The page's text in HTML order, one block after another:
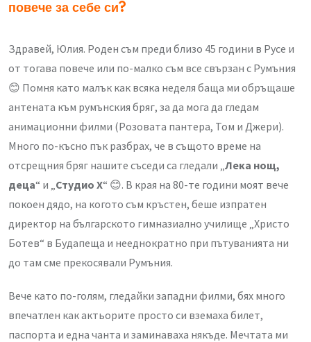
повече за себе си?
Здравей, Юлия. Роден съм преди близо 45 години в Русе и
от тогава повече или по-малко съм все свързан с Румъния
😊 Помня като малък как всяка неделя баща ми обръщаше
антената към румънския бряг, за да мога да гледам
анимационни филми (Розовата пантера, Том и Джери).
Много по-късно пък разбрах, че в същото време на
отсрещния бряг нашите съседи са гледали „ Лека нощ,
деца“ и „ Студио Х“ 😊. В края на 80-те години моят вече
покоен дядо, на когото съм кръстен, беше изпратен
директор на българското гимназиално училище „Христо
Ботев“ в Будапеща и нееднократно при пътуванията ни
до там сме прекосявали Румъния.
Вече като по-голям, гледайки западни филми, бях много
впечатлен как актьорите просто си вземаха билет,
паспорта и една чанта и заминаваха някъде. Мечтата ми